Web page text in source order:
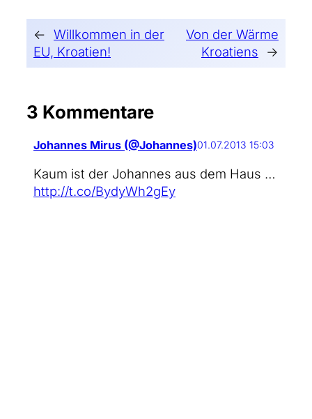
← Willkommen in der
EU, Kroatien!
Von der Wärme
Kroatiens
→
3 Kommentare
Johannes Mirus (@Johannes)01.07.2013 15:03
Kaum ist der Johan­nes aus dem Haus …
http://t.co/BydyWh2gEy